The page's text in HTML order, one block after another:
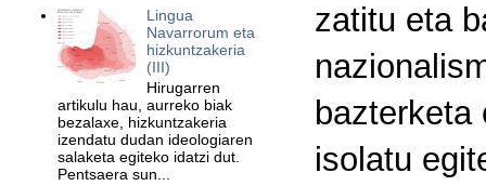
zatitu eta
isolatu
Lingua
Navarrorum eta
hizkuntzakeria
(III)
Hirugarren
artikulu hau, aurreko biak
bezalaxe, hizkuntzakeria
izendatu dudan ideologiaren
salaketa egiteko idatzi dut.
Pentsaera sun...